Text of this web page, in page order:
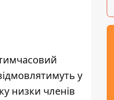
у
низки членів